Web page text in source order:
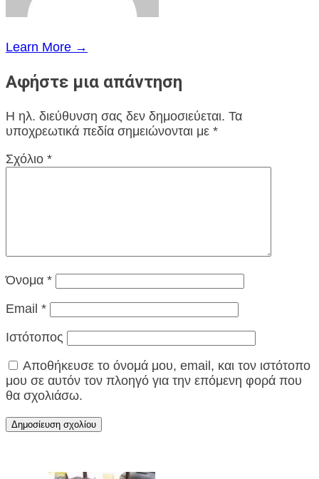
Learn More →
Αφήστε μια απάντηση
Η ηλ. διεύθυνση σας δεν δημοσιεύεται. Τα
υποχρεωτικά πεδία σημειώνονται με *
Σχόλιο *
Όνομα *
Email *
Ιστότοπος
Αποθήκευσε το όνομά μου, email, και τον ιστότοπο
μου σε αυτόν τον πλοηγό για την επόμενη φορά που
θα σχολιάσω.